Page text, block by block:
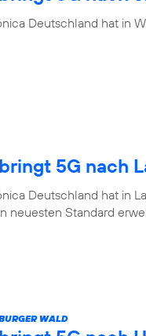
Deutschland hat in
5G nach
Deutschland hat in
neuesten Standard
WALD